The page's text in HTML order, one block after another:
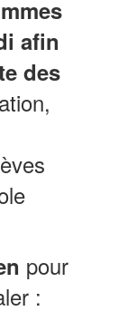
afin
des
pour
: